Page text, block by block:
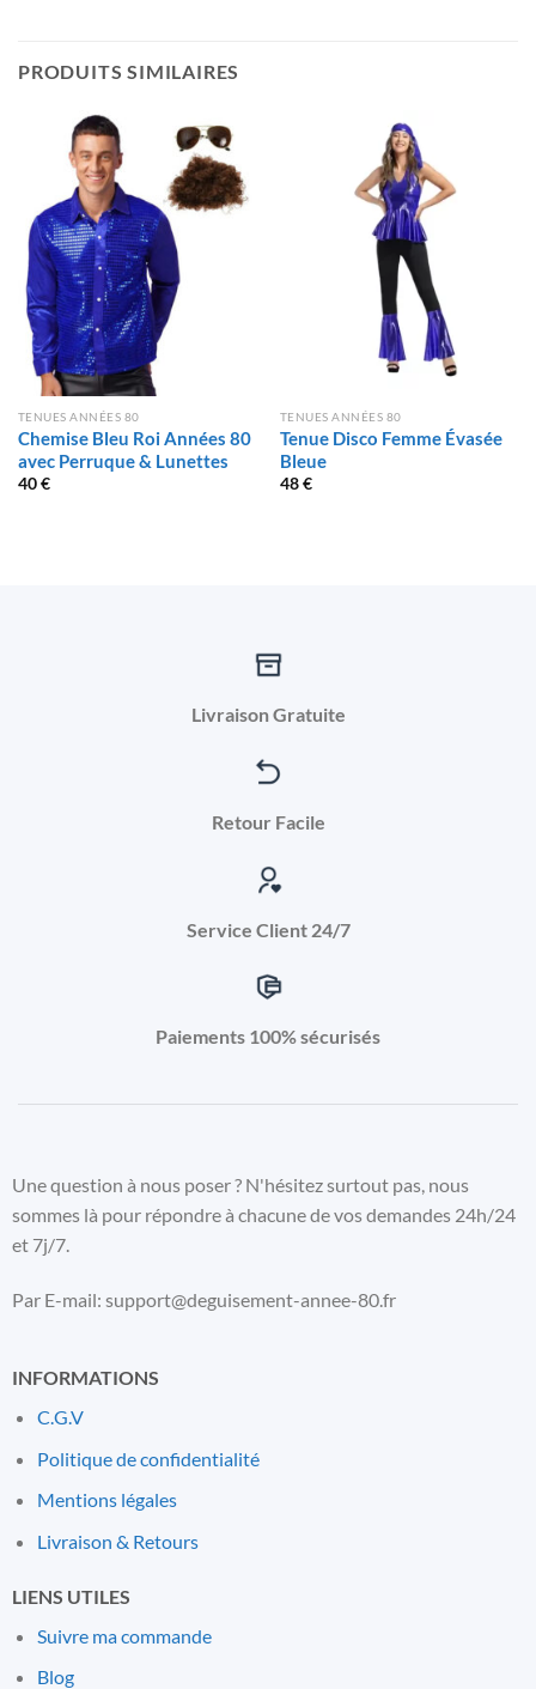
PRODUITS SIMILAIRES
TENUES ANNÉES 80
Chemise Bleu Roi Années 80
avec Perruque & Lunettes
40€
TENUES ANNÉES 80
Tenue Disco Femme Évasée
Bleue
48€
Livraison Gratuite
Retour Facile
Service Client 24/7
Paiements 100% sécurisés
Une question à nous poser ? N'hésitez surtout pas, nous
sommes là pour répondre à chacune de vos demandes 24h/24
et 7j/7.
Par E-mail: support@deguisement-annee-80.fr
INFORMATIONS
C.G.V
Politique de confidentialité
Mentions légales
Livraison & Retours
LIENS UTILES
Suivre ma commande
Blog